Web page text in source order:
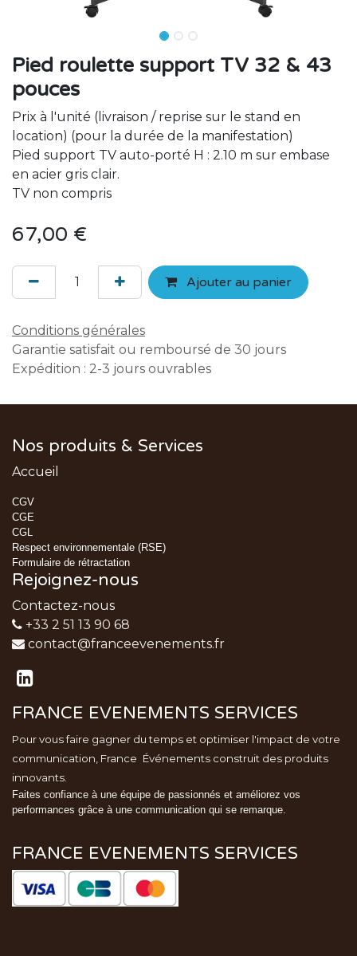
Pied roulette support TV 32 & 43
pouces
Prix à l'unité (livraison / reprise sur le stand en
location) (pour la durée de la manifestation)
Pied support TV auto-porté H : 2.10 m sur embase
en acier gris clair.
TV non compris
67,00 €
Ajouter au panier
Conditions générales
Garantie satisfait ou remboursé de 30 jours
Expédition : 2-3 jours ouvrables
Nos produits & Services
Accueil
CGV
CGE
CGL
Respect environnementale (RSE)
Formulaire de rétractation
Rejoignez-nous
Contactez-nous
+33 2 51 13 90 68
contact@franceevenements.fr
FRANCE EVENEMENTS SERVICES
Pour vous faire gagner du temps et optimiser l'impact de votre
communication, France Événements construit des produits
innovants.
Faites confiance à une équipe de passionnés et améliorez vos
performances grâce à une communication qui se remarque.
FRANCE EVENEMENTS SERVICES